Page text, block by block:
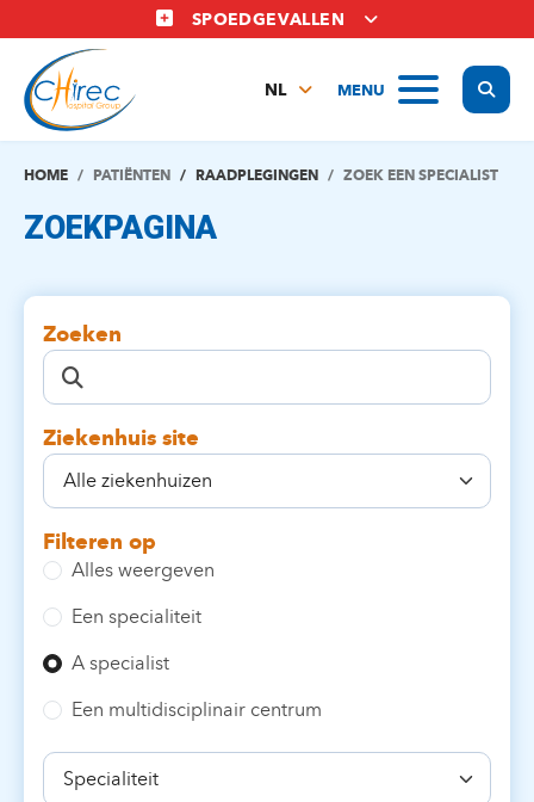
en
naar
inhoud
gaan
SPOEDGEVALLEN
MENU
NL
EN
HOME PATIËNTEN RAADPLEGINGEN ZOEK EEN SPECIALIST
ZOEKPAGINA
Zoeken
Ziekenhuis site
Filteren op
Alles weergeven
Een specialiteit
A specialist
Een multidisciplinair centrum
Specialiteit